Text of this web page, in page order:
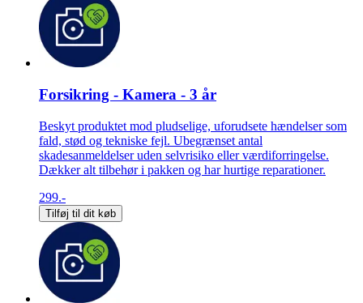
Forsikring - Kamera - 3 år
Beskyt produktet mod pludselige, uforudsete hændelser som
fald, stød og tekniske fejl. Ubegrænset antal
skadesanmeldelser uden selvrisiko eller værdiforringelse.
Dækker alt tilbehør i pakken og har hurtige reparationer.
299.-
Tilføj til dit køb